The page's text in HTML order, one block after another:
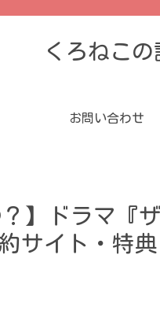
くろねこ
お問い合わせ
】ドラマ『
サイト・特